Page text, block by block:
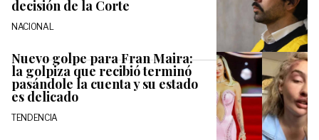
decisión de la Corte
NACIONAL
Nuevo golpe para Fran Maira:
la golpiza que recibió terminó
pasándole la cuenta y su estado
es delicado
TENDENCIA